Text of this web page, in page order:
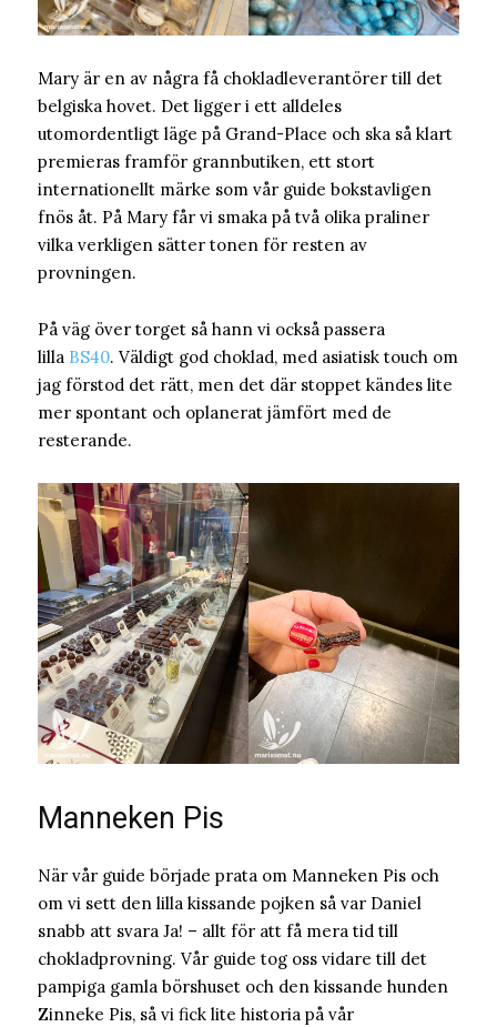
Mary är en av några få chokladleverantörer till det
belgiska hovet. Det ligger i ett alldeles
utomordentligt läge på Grand-Place och ska så klart
premieras framför grannbutiken, ett stort
internationellt märke som vår guide bokstavligen
fnös åt. På Mary får vi smaka på två olika praliner
vilka verkligen sätter tonen för resten av
provningen.
På väg över torget så hann vi också passera
lilla BS40. Väldigt god choklad, med asiatisk touch om
jag förstod det rätt, men det där stoppet kändes lite
mer spontant och oplanerat jämfört med de
resterande.
Manneken Pis
När vår guide började prata om Manneken Pis och
om vi sett den lilla kissande pojken så var Daniel
snabb att svara Ja! – allt för att få mera tid till
chokladprovning. Vår guide tog oss vidare till det
pampiga gamla börshuset och den kissande hunden
Zinneke Pis, så vi fick lite historia på vår